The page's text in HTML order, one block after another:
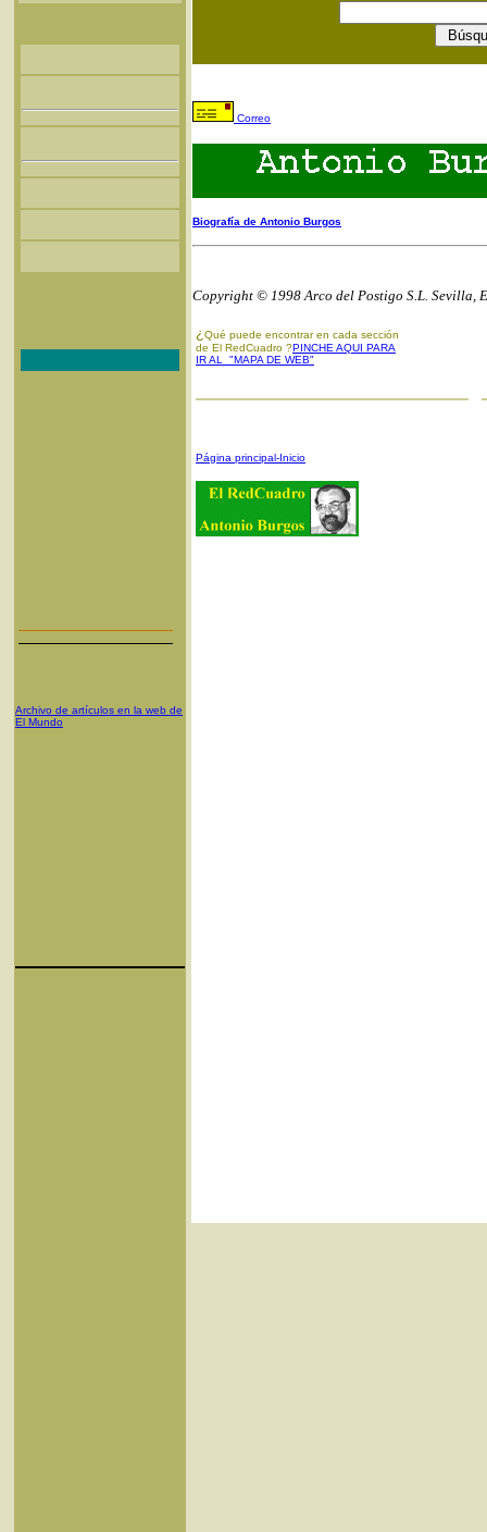
Archivo de artículos en la web de
El Mundo
Correo
Biografía de Antonio Burgos
Copyright © 1998 Arco del Postigo S.L. Sevilla,
¿ Qué puede encontrar en cada sección
de El RedCuadro ?PINCHE AQUI PARA
IR AL "MAPA DE WEB"
Página principal-Inicio